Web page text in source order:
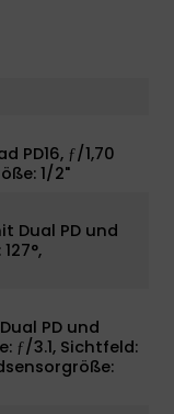
PD16, ƒ/1,70
1/2"
Dual PD und
PD und
ƒ/3.1, Sichtfeld: